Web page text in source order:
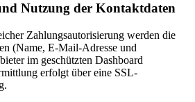
Nutzung der Kontaktdaten
Zahlungsautorisierung werden die
(Name, E-Mail-Adresse und
im geschützten Dashboard
erfolgt über eine SSL-